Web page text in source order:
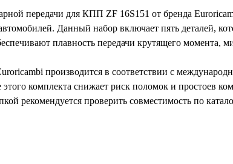
передачи для КПП ZF 16S151 от бренда
Данный набор включает пять деталей,
плавность передачи крутящего момента,
производится в соответствии с
комплекта снижает риск поломок и простоев
рекомендуется проверить совместимость по